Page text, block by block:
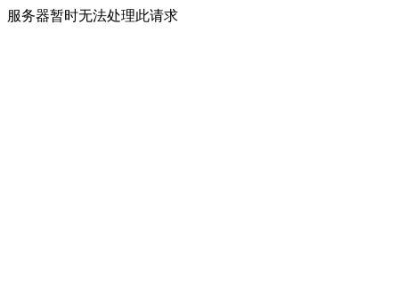
服务器暂时无法处理此请求